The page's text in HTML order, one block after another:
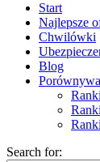
Start
Najlepsze
Chwilówki
Blog
Search for: